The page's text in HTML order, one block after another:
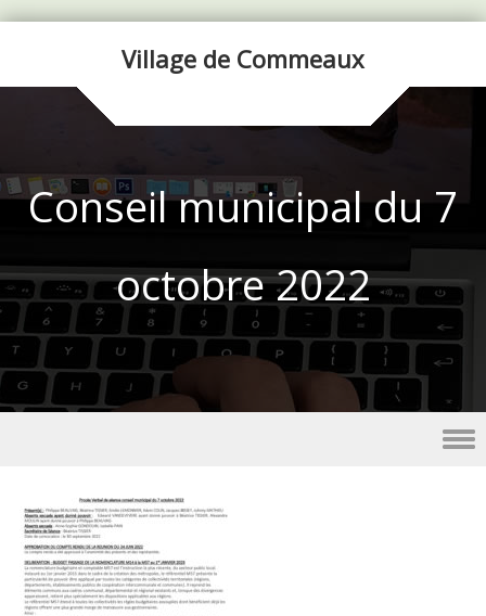
Village de Commeaux
Conseil municipal du 7
octobre 2022